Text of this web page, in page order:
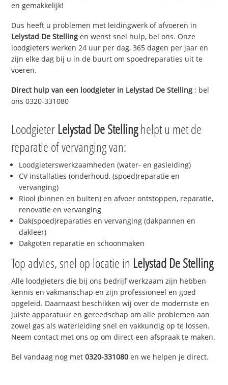
en gemakkelijk!
Dus heeft u problemen met leidingwerk of afvoeren in
Lelystad De Stellingen wenst snel hulp, bel ons. Onze
loodgieters werken 24 uur per dag, 365 dagen per jaar en
zijn elke dag bij u in de buurt om spoedreparaties uit te
voeren.
Direct hulp van een loodgieter in Lelystad De Stelling : bel
ons 0320-331080
Loodgieter Lelystad De Stellinghelpt u met de
reparatie of vervanging van:
Loodgieterswerkzaamheden (water- en gasleiding)
CV installaties (onderhoud, (spoed)reparatie en
vervanging)
Riool (binnen en buiten) en afvoer ontstoppen, reparatie,
renovatie en vervanging
Dak(spoed)reparaties en vervanging (dakpannen en
dakleer)
Dakgoten reparatie en schoonmaken
Top advies, snel op locatie in Lelystad De Stelling
Alle loodgieters die bij ons bedrijf werkzaam zijn hebben
kennis en vakmanschap en zijn professioneel en goed
opgeleid. Daarnaast beschikken wij over de modernste en
juiste apparatuur en gereedschap om alle problemen aan
zowel gas als waterleiding snel en vakkundig op te lossen.
Neem contact met ons op om direct een afspraak te maken.
Bel vandaag nog met0320-331080 en we helpen je direct.